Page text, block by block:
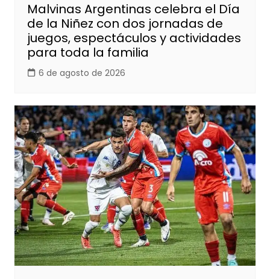
Malvinas Argentinas celebra el Día
de la Niñez con dos jornadas de
juegos, espectáculos y actividades
para toda la familia
6 de agosto de 2026